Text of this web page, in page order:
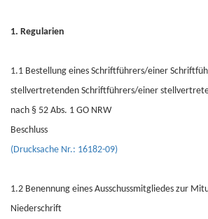
1. Regularien
1.1 Bestellung eines Schriftführers/einer
stellvertretenden Schriftführers/einer
nach § 52 Abs. 1 GO NRW
Beschluss
(Drucksache Nr.: 16182-09)
1.2 Benennung eines Ausschussmitgliedes zur
Niederschrift